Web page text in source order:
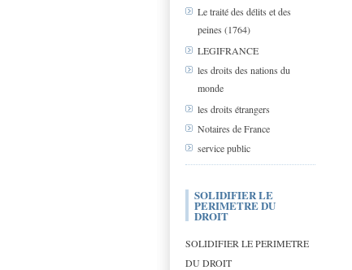
Le traité des délits et des
peines (1764)
LEGIFRANCE
les droits des nations du
monde
les droits étrangers
Notaires de France
service public
SOLIDIFIER LE
PERIMETRE DU
DROIT
SOLIDIFIER LE PERIMETRE
DU DROIT